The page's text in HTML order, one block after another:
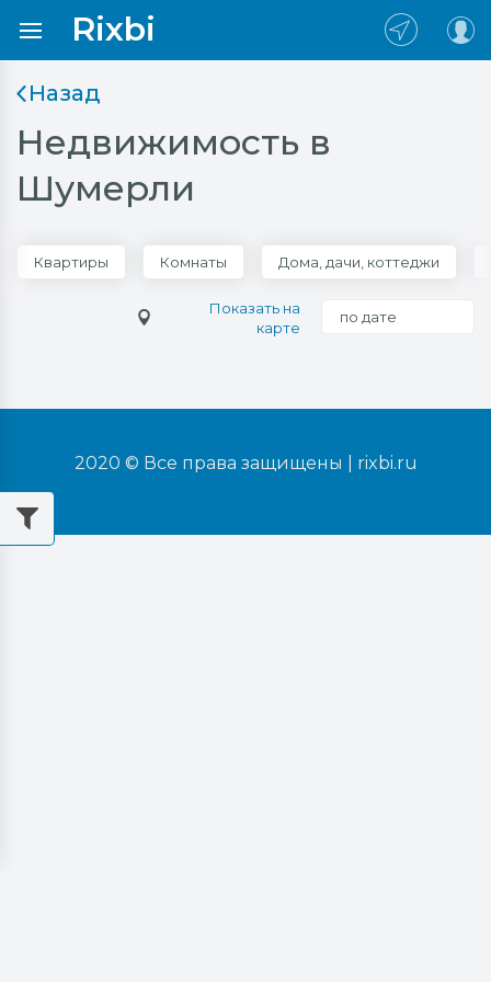
Rixbi
Назад
Недвижимость в
Шумерли
Квартиры Комнаты Дома, дачи, коттеджи
Показать на
карте
по дате
2020 © Все права защищены | rixbi.ru